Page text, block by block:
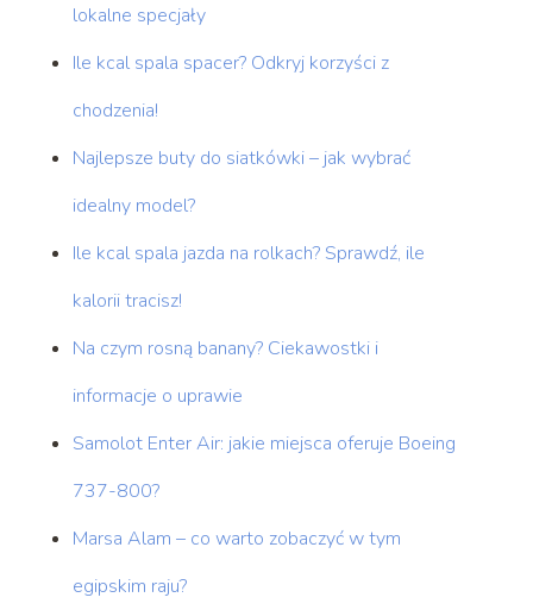
lokalne specjały
Ile kcal spala spacer? Odkryj korzyści z
chodzenia!
Najlepsze buty do siatkówki – jak wybrać
idealny model?
Ile kcal spala jazda na rolkach? Sprawdź, ile
kalorii tracisz!
Na czym rosną banany? Ciekawostki i
informacje o uprawie
Samolot Enter Air: jakie miejsca oferuje Boeing
737-800?
Marsa Alam – co warto zobaczyć w tym
egipskim raju?